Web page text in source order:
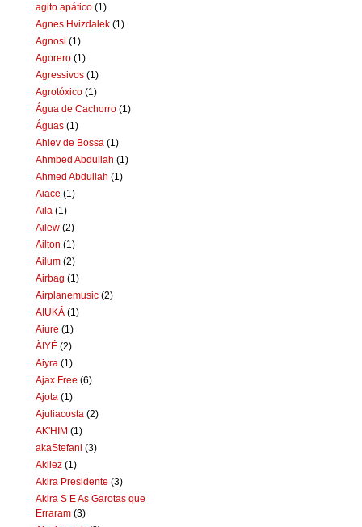
agito apático (1)
Agnes Hvizdalek (1)
Agnosi (1)
Agorero (1)
Agressivos (1)
Agrotóxico (1)
Água de Cachorro (1)
Águas (1)
Ahlev de Bossa (1)
Ahmbed Abdullah (1)
Ahmed Abdullah (1)
Aiace (1)
Aila (1)
Ailew (2)
Ailton (1)
Ailum (2)
Airbag (1)
Airplanemusic (2)
AIUKÁ (1)
Aiure (1)
ÀIYÉ (2)
Aiyra (1)
Ajax Free (6)
Ajota (1)
Ajuliacosta (2)
AK'HIM (1)
akaStefani (3)
Akilez (1)
Akira Presidente (3)
Akira S E As Garotas que
Erraram (3)